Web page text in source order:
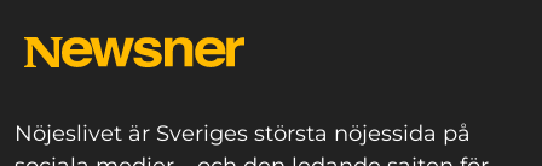
Nöjeslivet är Sveriges största nöjessida på